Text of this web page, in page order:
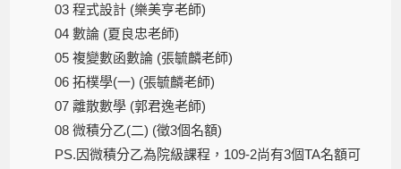
03 程式設計 (樂美亨老師)
04 數論 (夏良忠老師)
05 複變數函數論 (張毓麟老師)
06 拓樸學(一) (張毓麟老師)
07 離散數學 (郭君逸老師)
08 微積分乙(二) (徵3個名額)
PS.因微積分乙為院級課程，109-2尚有3個TA名額可